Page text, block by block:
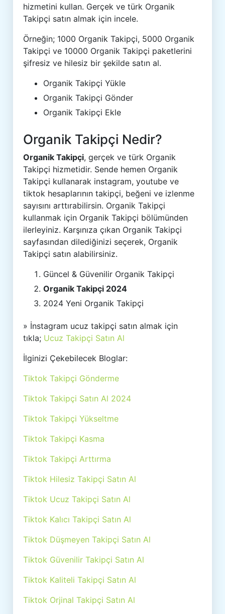
hizmetini kullan. Gerçek ve türk Organik
Takipçi satın almak için incele.
Örneğin; 1000 Organik Takipçi, 5000 Organik
Takipçi ve 10000 Organik Takipçi paketlerini
şifresiz ve hilesiz bir şekilde satın al.
Organik Takipçi Yükle
Organik Takipçi Gönder
Organik Takipçi Ekle
Organik Takipçi Nedir?
Organik Takipçi, gerçek ve türk Organik
Takipçi hizmetidir. Sende hemen Organik
Takipçi kullanarak instagram, youtube ve
tiktok hesaplarının takipçi, beğeni ve izlenme
sayısını arttırabilirsin. Organik Takipçi
kullanmak için Organik Takipçi bölümünden
ilerleyiniz. Karşınıza çıkan Organik Takipçi
sayfasından dilediğinizi seçerek, Organik
Takipçi satın alabilirsiniz.
Güncel & Güvenilir Organik Takipçi
Organik Takipçi 2024
2024 Yeni Organik Takipçi
» İnstagram ucuz takipçi satın almak için
tıkla; Ucuz Takipçi Satın Al
İlginizi Çekebilecek Bloglar:
Tiktok Takipçi Gönderme
Tiktok Takipçi Satın Al 2024
Tiktok Takipçi Yükseltme
Tiktok Takipçi Kasma
Tiktok Takipçi Arttırma
Tiktok Hilesiz Takipçi Satın Al
Tiktok Ucuz Takipçi Satın Al
Tiktok Kalıcı Takipçi Satın Al
Tiktok Düşmeyen Takipçi Satın Al
Tiktok Güvenilir Takipçi Satın Al
Tiktok Kaliteli Takipçi Satın Al
Tiktok Orjinal Takipçi Satın Al